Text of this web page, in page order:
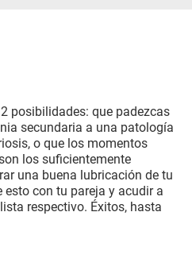
posibilidades: que padezcas
secundaria a una patología
o que los momentos
los suficientemente
una buena lubricación de tu
con tu pareja y acudir a
respectivo. Éxitos, hasta